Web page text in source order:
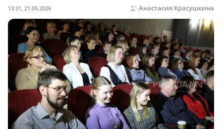
Анастасия Красушкина
13:31, 21.05.2026